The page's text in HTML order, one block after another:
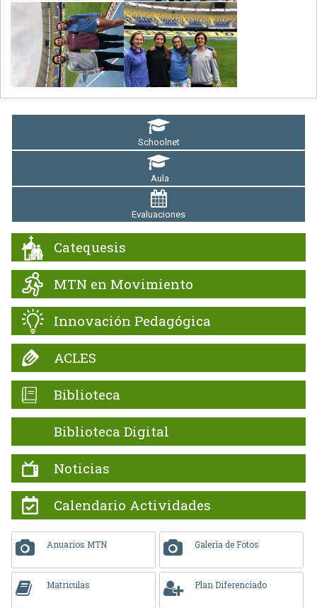
Schoolnet
Aula
Evaluaciones
Catequesis
MTN en Movimiento
Innovación Pedagógica
ACLES
Biblioteca
Biblioteca Digital
Noticias
Calendario Actividades
Anuarios MTN Galería de Fotos
Matriculas Plan Diferenciado